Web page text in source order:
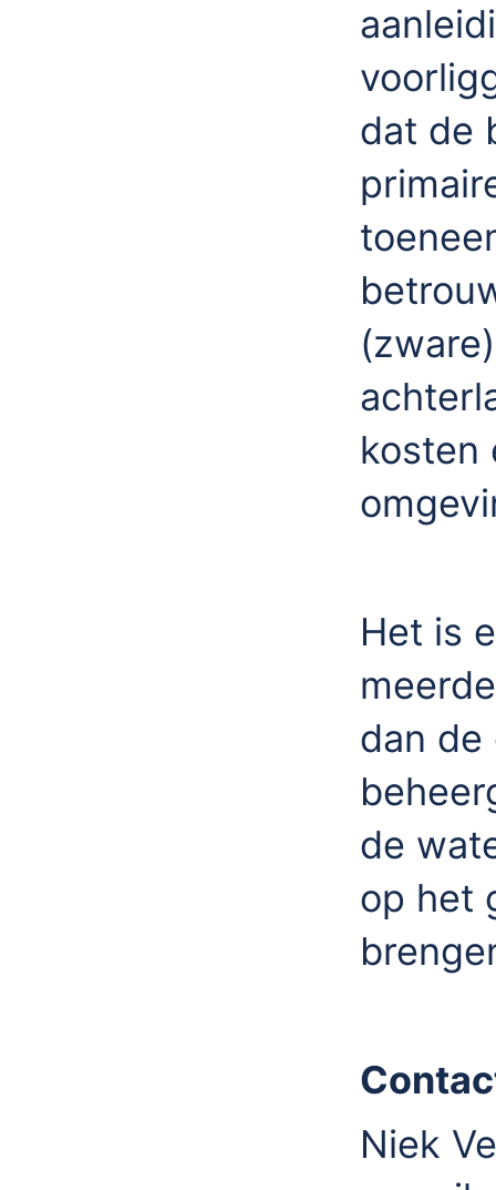
dat de
kosten
Het is
dan de
de
op het
Niek